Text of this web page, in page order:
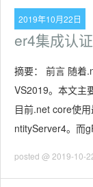
2019年10月22日
er4集成认
摘要： 前言 随着
VS2019。本文主
目前.net core使
ntityServer4。而
posted @ 2019-10-